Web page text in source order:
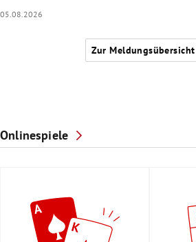
05.08.2026
Zur Meldungsübersicht
Onlinespiele